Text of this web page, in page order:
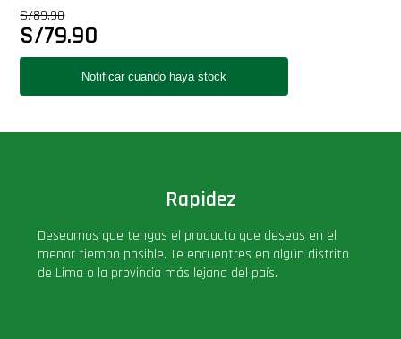
Llaveros Pop
Moments
Movie Poster
PLUS!
Plush
S/89.90
S/79.90
Rapidez
Deseamos que tengas el producto que deseas en el
menor tiempo posible. Te encuentres en algún distrito
de Lima o la provincia más lejana del país.